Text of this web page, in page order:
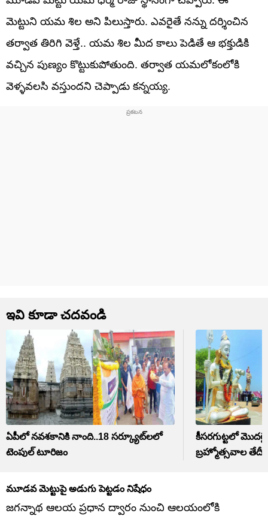
మెట్టుని యమ శిల అని పిలుస్తారు. ఎవరైతే నన్ను దర్శించిన
తర్వాత తిరిగి వెళ్తే.. యమ శిల మీద కాలు పెడితే ఆ భక్తుడికి
వచ్చిన పుణ్యం కొట్టుకుపోతుంది. తర్వాత యమలోకంలోకి
వెళ్ళవలసి వస్తుందని చెప్పాడు కన్నయ్య.
ఇవి కూడా చదవండి
ఏపీలో నవశకానికి నాంది..18 సర్క్యూట్‌లలో
టెంపుల్ టూరిజం
కీసరగుట్టలో
బ్రహ్మోత్సవాల
మూడవ మెట్టుపై అడుగు పెట్టడం నిషేధం
జగన్నాథ ఆలయ ప్రధాన ద్వారం నుంచి ఆలయంలోకి